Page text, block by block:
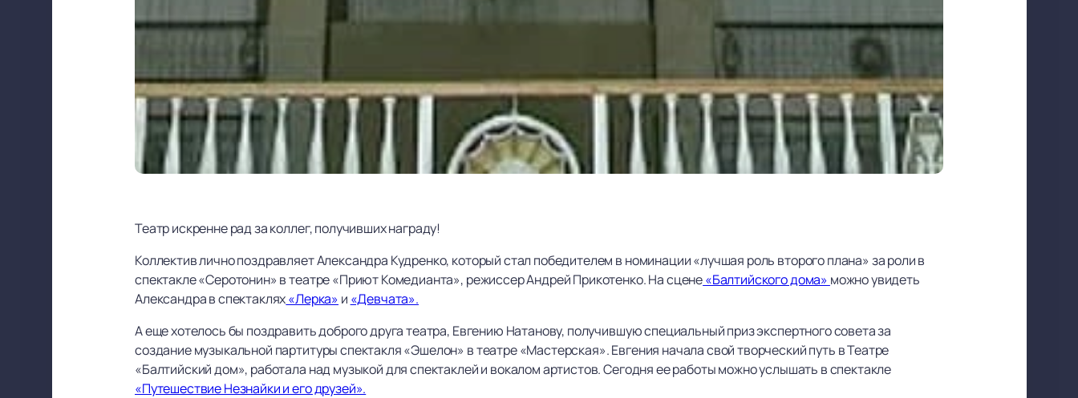
Театр искренне рад за коллег, получивших награду!
Коллектив лично поздравляет Александра Кудренко, который стал победителем в номинации «лучшая роль второго плана» за роли в
спектакле «Серотонин» в театре «Приют Комедианта», режиссер Андрей Прикотенко. На сцене«Балтийского дома» можно увидеть
Александра в спектаклях«Лерка» и «Девчата».
А еще хотелось бы поздравить доброго друга театра, Евгению Натанову, получившую специальный приз экспертного совета за
создание музыкальной партитуры спектакля «Эшелон» в театре «Мастерская». Евгения начала свой творческий путь в Театре
«Балтийский дом», работала над музыкой для спектаклей и вокалом артистов. Сегодня ее работы можно услышать в спектакле
«Путешествие Незнайки и его друзей».